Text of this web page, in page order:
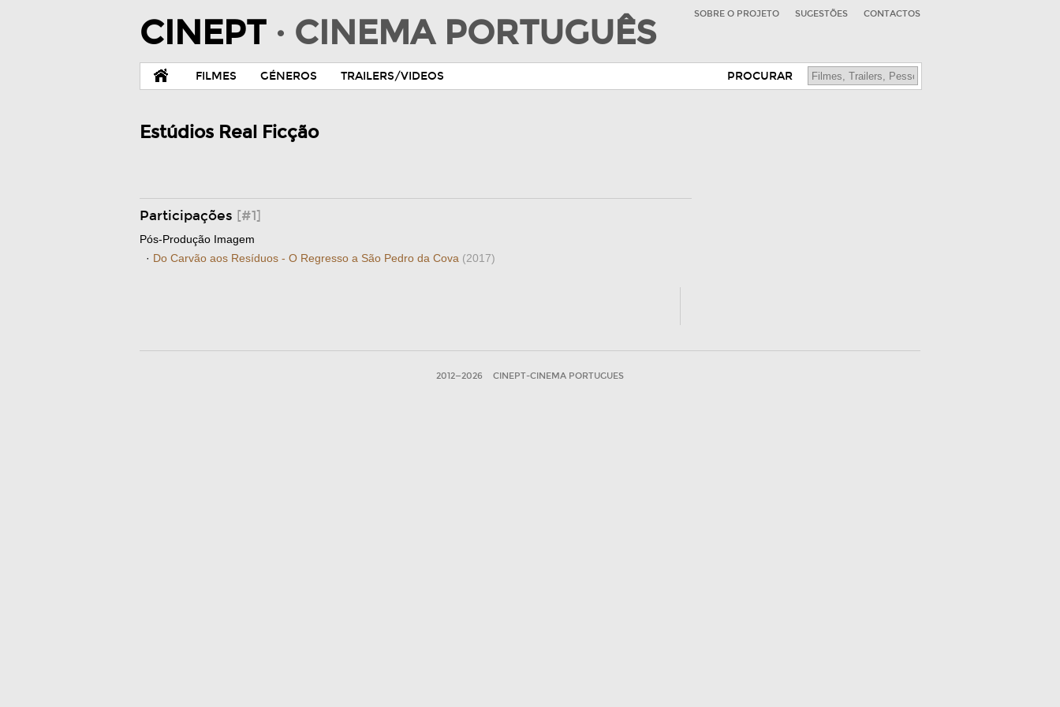
CINEPT · CINEMA PORTUGUÊS SOBRE O PROJETO SUGESTÕES CONTACTOS
FILMES GÉNEROS TRAILERS/VIDEOS PROCURAR
Estúdios Real Ficção
Participações [#1]
Pós-Produção Imagem
· Do Carvão aos Resíduos - O Regresso a São Pedro da Cova (2017)
2012—2026 CINEPT-CINEMA PORTUGUES